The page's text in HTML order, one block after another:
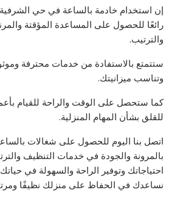
إن استخدام خادمة بالساعة في حي
رائعًا للحصول على المساعدة المؤقتة
والترتيب.
ستتمتع بالاستفادة من خدمات محترفة
وتناسب ميزانيتك.
كما ستحصل على الوقت والراحة للقيام
للقلق بشأن المهام المنزلية.
اتصل بنا اليوم للحصول على شغالات
بالمرونة والجودة في خدمات التنظيف
احتياجاتك وتوفير الراحة والسهولة في
نساعدك في الحفاظ على منزلك نظيفًا